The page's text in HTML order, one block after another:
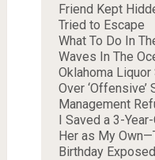
Friend Kept
Tried to Escape
What To Do In
Waves In The
Oklahoma
Over ‘Offensive’
Management
I Saved a 3-
Her as My
Birthday